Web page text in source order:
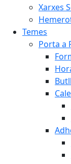
Xarxes
Temes
Porta a